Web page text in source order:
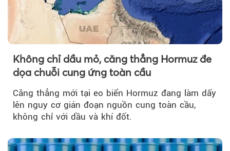
Không chỉ dầu mỏ, căng thẳng Hormuz đe
dọa chuỗi cung ứng toàn cầu
Căng thẳng mới tại eo biển Hormuz đang làm dấy
lên nguy cơ gián đoạn nguồn cung toàn cầu,
không chỉ với dầu và khí đốt.